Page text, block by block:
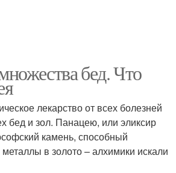
бед. Что
лекарство от всех болезней
бед и зол. Панацею, или эликсир
камень, способный
в золото – алхимики искали